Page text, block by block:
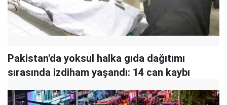
Pakistan'da yoksul halka gıda dağıtımı
sırasında izdiham yaşandı: 14 can kaybı